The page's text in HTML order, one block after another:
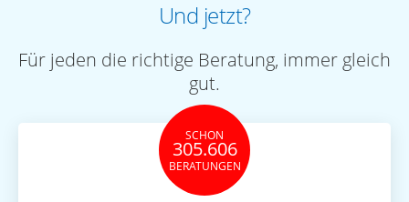
Und jetzt?
Für jeden die richtige Beratung, immer gleich
gut.
SCHON
305.606
BERATUNGEN